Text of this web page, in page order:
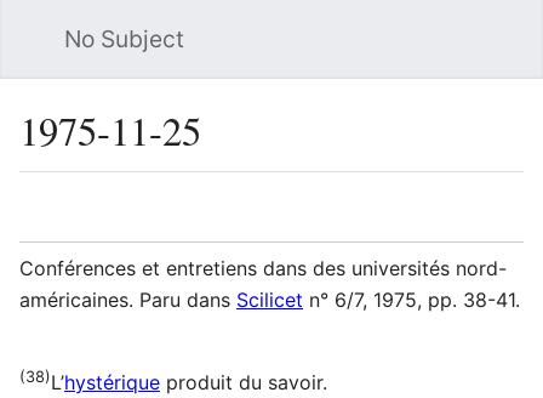
No Subject
1975-11-25
Conférences et entretiens dans des universités nord-
américaines. Paru dans Scilicet n° 6/7, 1975, pp. 38-41.
(38)L’hystérique produit du savoir.